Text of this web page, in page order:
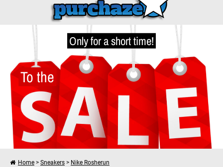
Only for a short time!
To the
Home > Sneakers > Nike Rosherun